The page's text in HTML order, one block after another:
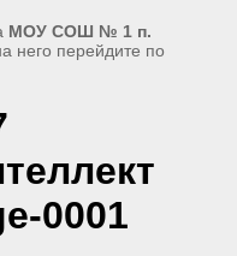
МОУ СОШ № 1 п.
него перейдите по
0001